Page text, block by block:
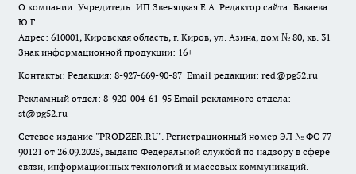
О компании: Учредитель: ИП Звеняцкая Е.А. Редактор сайта: Бакаева
Ю.Г.
Адрес: 610001, Кировская область, г. Киров, ул. Азина, дом № 80, кв. 31
Знак информационной продукции: 16+
Контакты: Редакция: 8-927-669-90-87 Email редакции: red@pg52.ru
Рекламный отдел: 8-920-004-61-95 Email рекламного отдела:
st@pg52.ru
Сетевое издание "PRODZER.RU". Регистрационный номер ЭЛ № ФС 77 -
90121 от 26.09.2025, выдано Федеральной службой по надзору в сфере
связи, информационных технологий и массовых коммуникаций.